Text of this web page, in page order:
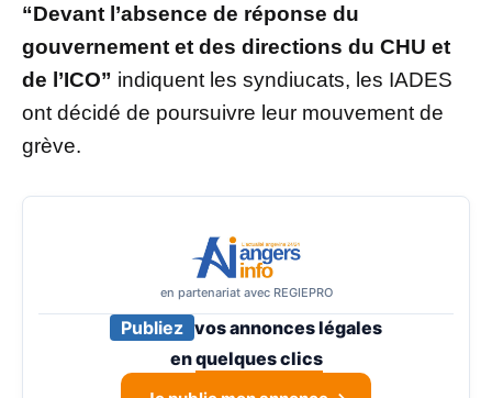
“Devant l’absence de réponse du
gouvernement et des directions du CHU et
de l’ICO” indiquent les syndiucats, les IADES
ont décidé de poursuivre leur mouvement de
grève.
en partenariat avec REGIEPRO
Publiez vos annonces légales
enquelques clics